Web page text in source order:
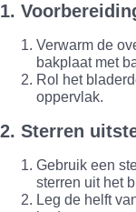
1.
Verwarm de
bakplaat met
Rol het
oppervlak.
2. Sterren
Gebruik een
sterren uit het
Leg de helft